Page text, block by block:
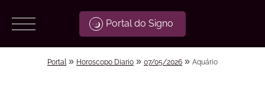
Portal do Signo
Portal » Horoscopo Diario » 07/05/2026 » Aquário